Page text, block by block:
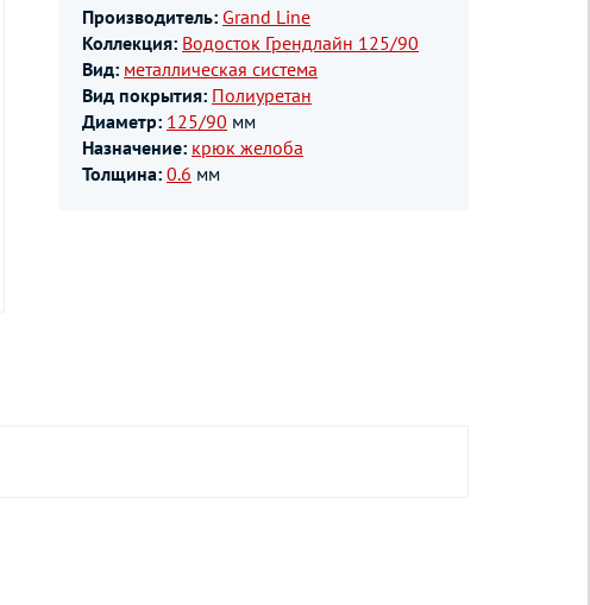
Производитель: Grand Line
Коллекция: Водосток Грендлайн 125/90
Вид: металлическая система
Вид покрытия: Полиуретан
Диаметр: 125/90 мм
Назначение: крюк желоба
Толщина: 0.6 мм